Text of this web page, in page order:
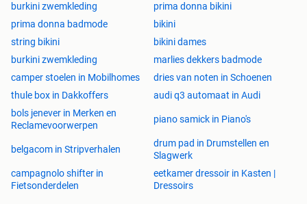
burkini zwemkleding
prima donna bikini
prima donna badmode
bikini
string bikini
bikini dames
burkini zwemkleding
marlies dekkers badmode
camper stoelen in Mobilhomes
dries van noten in Schoenen
thule box in Dakkoffers
audi q3 automaat in Audi
bols jenever in Merken en
Reclamevoorwerpen
piano samick in Piano's
belgacom in Stripverhalen
drum pad in Drumstellen en
Slagwerk
campagnolo shifter in
Fietsonderdelen
eetkamer dressoir in Kasten |
Dressoirs